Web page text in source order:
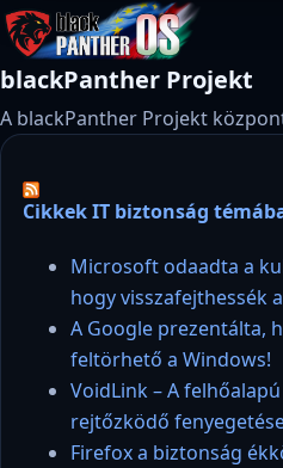
blackPanther Projekt
A blackPanther Projekt
Cikkek IT biztonság
Microsoft odaadta a
hogy visszafejthessék
A Google prezentálta,
feltörhető a Windows!
VoidLink – A
rejtőzködő
Firefox a biztonság